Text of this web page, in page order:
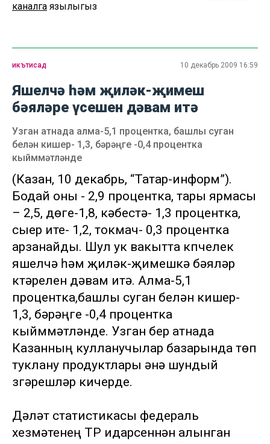
каналга язылыгыз
икътисад 10 декабрь 2009 16:59
Яшелчә һәм җиләк-җимеш
бәяләре үсешен дәвам итә
Узган атнада алма-5,1 процентка, башлы суган
белән кишер- 1,3, бәрәңге -0,4 процентка
кыйммәтләнде
(Казан, 10 декабрь, “Татар-информ”).
Бодай оны - 2,9 процентка, тары ярмасы
– 2,5, дөге-1,8, кәбестә- 1,3 процентка,
сыер ите- 1,2, токмач- 0,3 процентка
арзанайды. Шул ук вакытта күпчелек
яшелчә һәм җиләк-җимешкә бәяләр
күтәрелүен дәвам итә. Алма-5,1
процентка,башлы суган белән кишер-
1,3, бәрәңге -0,4 процентка
кыйммәтләнде. Узган бер атнада
Казанның кулланучылар базарында төп
туклану продуктлары әнә шундый
үзгәрешләр кичерде.
Дәүләт статистикасы федераль
хезмәтенең ТР идарсеннән алынган